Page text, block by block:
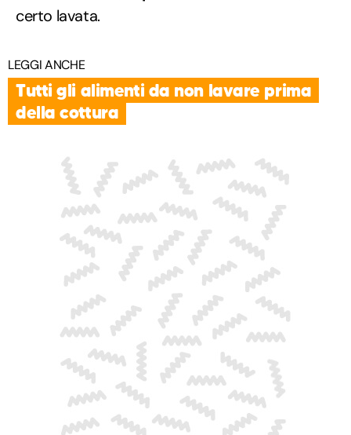
certo lavata.
LEGGI ANCHE
Tutti gli alimenti da non lavare prima
della cottura